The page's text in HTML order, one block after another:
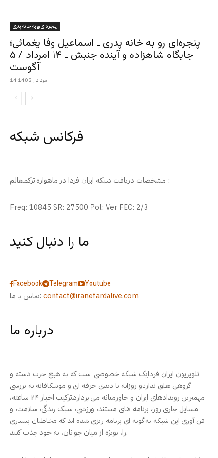
پنجره‌ای رو به خانه پدری
پنجره‌ای رو به خانه پدری ـ اسماعیل وفا یغمائی؛
جایگاه شاهزاده و آینده جنبش ـ ۱۴ امرداد / ۵
آگوست
14 مرداد , 1405
فرکانس شبکه
مشخصات دریافت شبکه ایران فردا در ماهواره ترکمنعالم :
Freq: 10845 SR: 27500 Pol: Ver FEC: 2/3
ما را دنبال کنید
Facebook Telegram
Youtube
تماس با ما: contact@iranefardalive.com
درباره ما
تلویزیون ایران فردایک شبکه خصوصی است که به هیچ حزب دسته و
گروهی تعلق نداردو روزانه با دیدی حرفه ای و موشکافانه به بررسی
مهمترین رویدادهای ایران و خاورمیانه می پردازد.ترکیب اخبار ۲۴ ساعته،
مسایل جاری روز، برنامه های مستند، ورزشی، سبک زندگی، سلامت، و
فن آوری این شبکه به گونه ای برنامه ریزی شده اند که مخاطبان بسیاری
را، بویژه از میان جوانان، به خود جذب کنند.